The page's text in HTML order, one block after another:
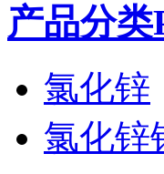
产品分类
氯化锌
氯化锌